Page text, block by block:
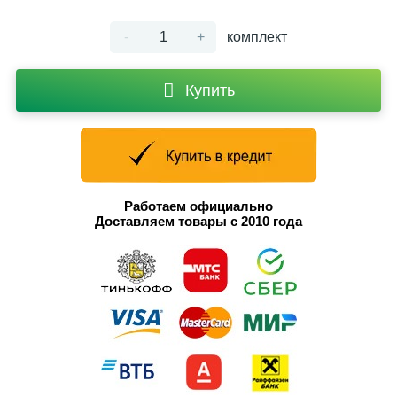
- + комплект
Купить
Работаем официально
Доставляем товары с 2010 года